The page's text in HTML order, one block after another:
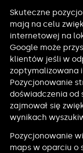
Skuteczne
mają na celu
internetowej na
Google może
klientów jeśli w
zoptymalizowana
Pozycjonowanie
doświadczenia od
zajmował się
wynikach
Pozycjonowanie
maps w oparciu o